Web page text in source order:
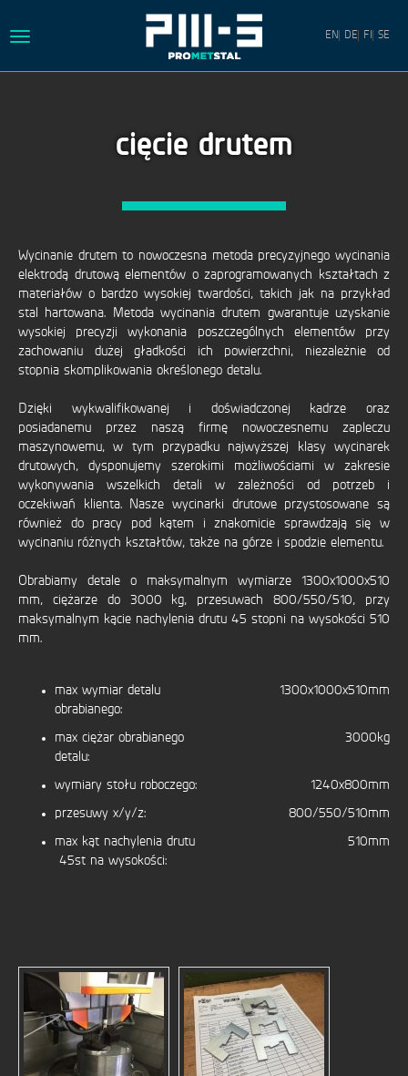
EN DE FI SE
Toggle
PRACA
MISJA
POLITYKA
PRYWATNOŚCI
PROJEKTY
UE
CERTYFIKATY
DOWNLOAD
cięcie drutem
Wycinanie drutem to nowoczesna metoda precyzyjnego wycinania
elektrodą drutową elementów o zaprogramowanych kształtach z
materiałów o bardzo wysokiej twardości, takich jak na przykład
stal hartowana. Metoda wycinania drutem gwarantuje uzyskanie
wysokiej precyzji wykonania poszczególnych elementów przy
zachowaniu dużej gładkości ich powierzchni, niezależnie od
stopnia skomplikowania określonego detalu.
Dzięki wykwalifikowanej i doświadczonej kadrze oraz
posiadanemu przez naszą firmę nowoczesnemu zapleczu
maszynowemu, w tym przypadku najwyższej klasy wycinarek
drutowych, dysponujemy szerokimi możliwościami w zakresie
wykonywania wszelkich detali w zależności od potrzeb i
oczekiwań klienta. Nasze wycinarki drutowe przystosowane są
również do pracy pod kątem i znakomicie sprawdzają się w
wycinaniu różnych kształtów, także na górze i spodzie elementu.
Obrabiamy detale o maksymalnym wymiarze 1300x1000x510
mm, ciężarze do 3000 kg, przesuwach 800/550/510, przy
maksymalnym kącie nachylenia drutu 45 stopni na wysokości 510
mm.
max wymiar detalu
obrabianego:
1300x1000x510mm
max ciężar obrabianego
detalu:
3000kg
wymiary stołu roboczego: 1240x800mm
przesuwy x/y/z: 800/550/510mm
max kąt nachylenia drutu
45st na wysokości:
510mm